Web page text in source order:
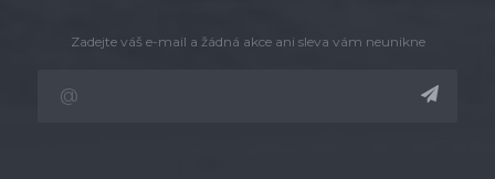
Zadejte váš e-mail a žádná akce ani sleva vám neunikne